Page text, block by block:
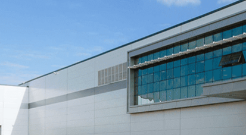
DEFECTOS